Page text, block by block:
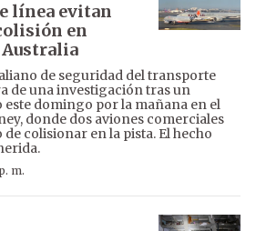
línea evitan
en
Australia
de seguridad del transporte
de una investigación tras un
domingo por la mañana en el
donde dos aviones comerciales
colisionar en la pista. El hecho
m.